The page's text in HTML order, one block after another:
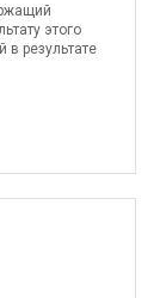
этого
результате